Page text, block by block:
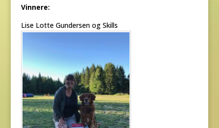
Vinnere:
Lise Lotte Gundersen og Skills